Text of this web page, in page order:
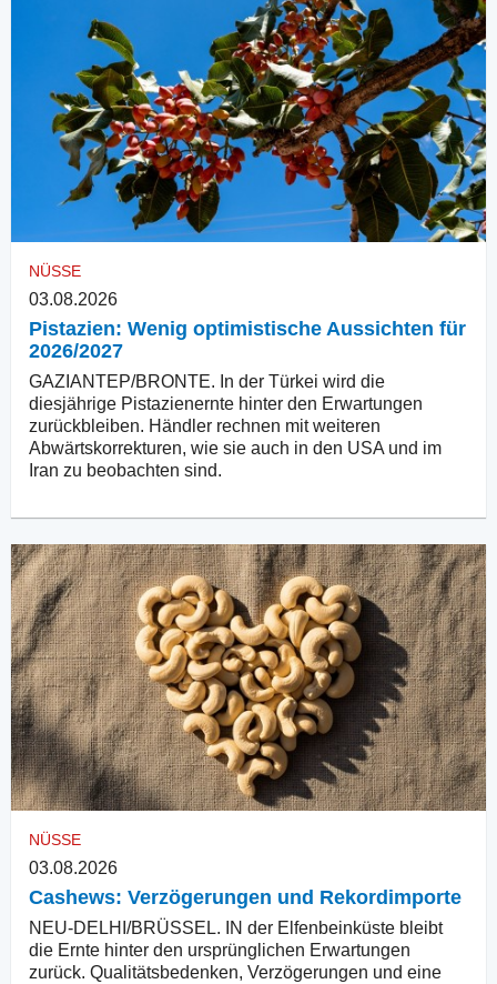
NÜSSE
03.08.2026
Pistazien: Wenig optimistische Aussichten für
2026/2027
GAZIANTEP/BRONTE. In der Türkei wird die
diesjährige Pistazienernte hinter den Erwartungen
zurückbleiben. Händler rechnen mit weiteren
Abwärtskorrekturen, wie sie auch in den USA und im
Iran zu beobachten sind.
NÜSSE
03.08.2026
Cashews: Verzögerungen und Rekordimporte
NEU-DELHI/BRÜSSEL. IN der Elfenbeinküste bleibt
die Ernte hinter den ursprünglichen Erwartungen
zurück. Qualitätsbedenken, Verzögerungen und eine